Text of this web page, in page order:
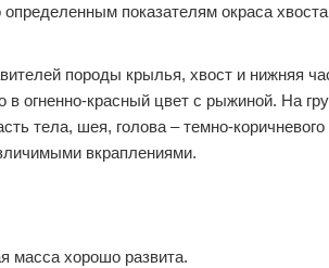
показателям окраса
породы крылья, хвост и нижняя
огненно-красный цвет с рыжиной. На
тела, шея, голова – темно-коричневого
вкраплениями.
масса хорошо развита.